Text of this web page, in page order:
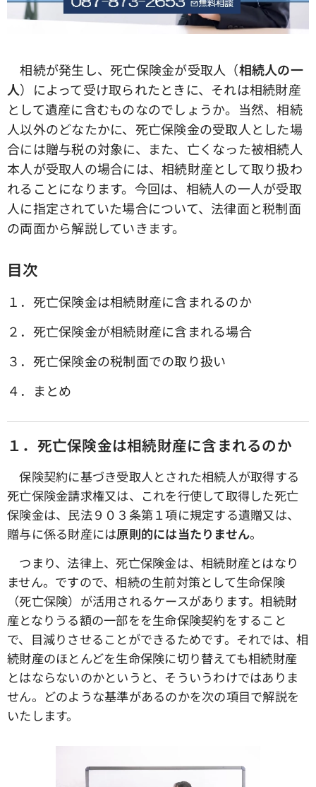
相続が発生し、死亡保険金が受取人（相続人の一
人）によって受け取られたときに、それは相続財産
として遺産に含むものなのでしょうか。当然、相続
人以外のどなたかに、死亡保険金の受取人とした場
合には贈与税の対象に、また、亡くなった被相続人
本人が受取人の場合には、相続財産として取り扱わ
れることになります。今回は、相続人の一人が受取
人に指定されていた場合について、法律面と税制面
の両面から解説していきます。
目次
１．死亡保険金は相続財産に含まれるのか
２．死亡保険金が相続財産に含まれる場合
３．死亡保険金の税制面での取り扱い
４．まとめ
１．死亡保険金は相続財産に含まれるのか
保険契約に基づき受取人とされた相続人が取得する
死亡保険金請求権又は、これを行使して取得した死亡
保険金は、民法９０３条第１項に規定する遺贈又は、
贈与に係る財産には原則的には当たりません。
つまり、法律上、死亡保険金は、相続財産とはなり
ません。ですので、相続の生前対策として生命保険
（死亡保険）が活用されるケースがあります。相続財
産となりうる額の一部をを生命保険契約をすること
で、目減りさせることができるためです。それでは、相
続財産のほとんどを生命保険に切り替えても相続財産
とはならないのかというと、そういうわけではありま
せん。どのような基準があるのかを次の項目で解説を
いたします。